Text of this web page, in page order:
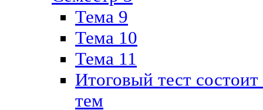
Тема 9
Тема 10
Тема 11
Итоговый тест
тем